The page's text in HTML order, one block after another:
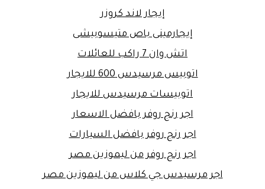
إيجار لاند كروزر
إيجارمينى باص متيسوبيشى
اتش وان 7 راكب للعائلات
اتوبيس مرسيدس 600 للايجار
اتوبيسات مرسيدس للايجار
اجر رنج روفر بافضل الاسعار
اجر رنج روفر بافضل السيارات
اجر رنج روفر من ليموزين مصر
اجر مرسيدس جي كلاس من ليموزين مصر